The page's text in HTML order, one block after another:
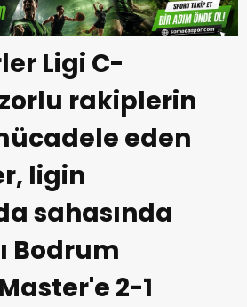
Ligi C-
rakiplerin
eden
ligin
sahasında
Bodrum
2-1